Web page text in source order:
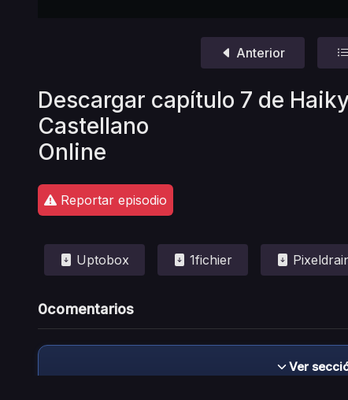
Anterior
Descargar capítulo 7 de
Castellano
Online
Reportar episodio
Uptobox 1fichier
0comentarios
Ver